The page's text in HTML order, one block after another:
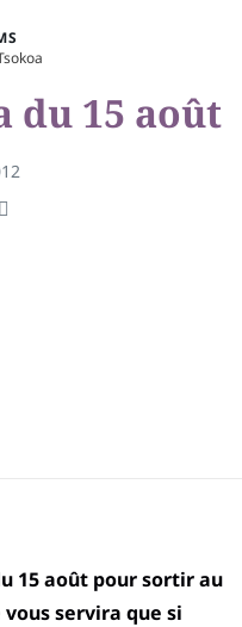
du 15 août
15 août pour sortir au
servira que si